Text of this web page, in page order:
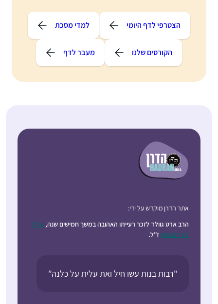
הצטרפי לדף היומי למדי מסכת
הקורסים שלנו מעבר לדף
אתר הדרן מוקדש על ידי:
הרב ארט גוולד לזכר רעייתו האהובה במשך חמישים שנה, קרול
ג’וי רובינסון ז”ל.
"רבות בנות עשו חיל ואת עלית על כלנה”